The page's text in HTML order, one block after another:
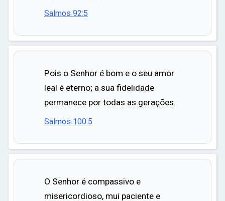
Salmos 92:5
Pois o Senhor é bom e o seu amor
leal é eterno; a sua fidelidade
permanece por todas as gerações.
Salmos 100:5
O Senhor é compassivo e
misericordioso, mui paciente e